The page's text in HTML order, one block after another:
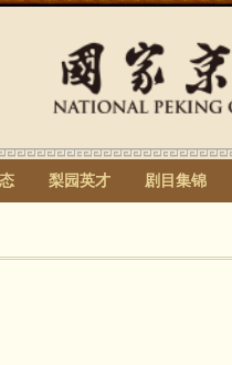
梨园英才 剧目集锦